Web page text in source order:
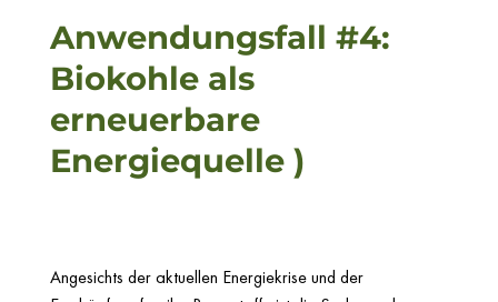
Anwendungsfall #4:
Biokohle als
erneuerbare
Energiequelle )
Angesichts der aktuellen Energiekrise und der